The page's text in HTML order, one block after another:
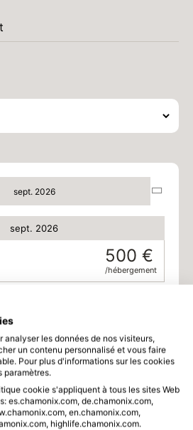
sept. 2026
sept. 2026
489 €
492 €
500 €
/hébergement
434 €
393 €
/hébergement
analyser les données de nos visiteurs,
un contenu personnalisé et vous faire
Pour plus d'informations sur les cookies
paramètres.
cookie s'appliquent à tous les sites Web
es.chamonix.com, de.chamonix.com,
en.chamonix.com,
highlife.chamonix.com.